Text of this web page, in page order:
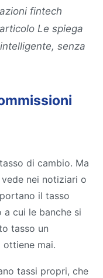
fintech
Le spiega
senza
di cambio. Ma
nei notiziari o
il tasso
cui le banche si
tasso un
ottiene mai.
tassi propri, che